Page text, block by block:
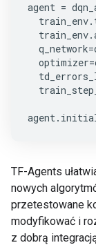
agent =
train_env.
train_env.
q_network=
optimizer=
agent.
TF-Agents
nowych
przetestowane
modyfikować i
z dobrą